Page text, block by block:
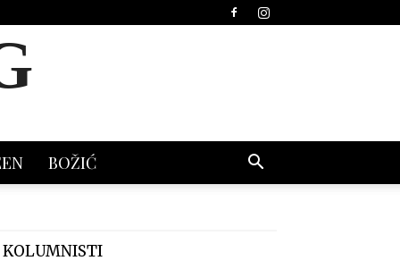
BOŽIĆ
KOLUMNISTI